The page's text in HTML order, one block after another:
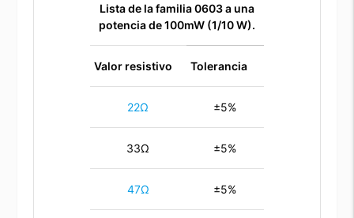
Lista de la familia 0603 a una
potencia de 100mW (1/10 W).
Valor resistivo Tolerancia
22Ω ±5%
33Ω ±5%
47Ω ±5%